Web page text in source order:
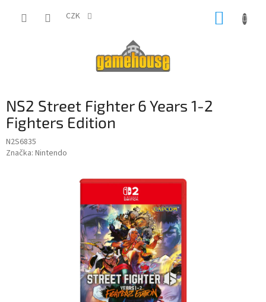
CZK
NS2 Street Fighter 6 Years 1-2
Fighters Edition
N2S6835
Značka: Nintendo